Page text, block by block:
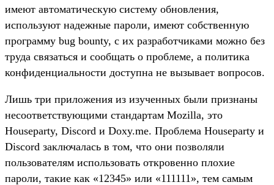
имеют автоматическую систему обновления,
используют надежные пароли, имеют собственную
программу bug bounty, с их разработчиками можно без
труда связаться и сообщать о проблеме, а политика
конфиденциальности доступна не вызывает вопросов.
Лишь три приложения из изученных были признаны
несоответствующими стандартам Mozilla, это
Houseparty, Discord и Doxy.me. Проблема Houseparty и
Discord заключалась в том, что они позволяли
пользователям использовать откровенно плохие
пароли, такие как «12345» или «111111», тем самым